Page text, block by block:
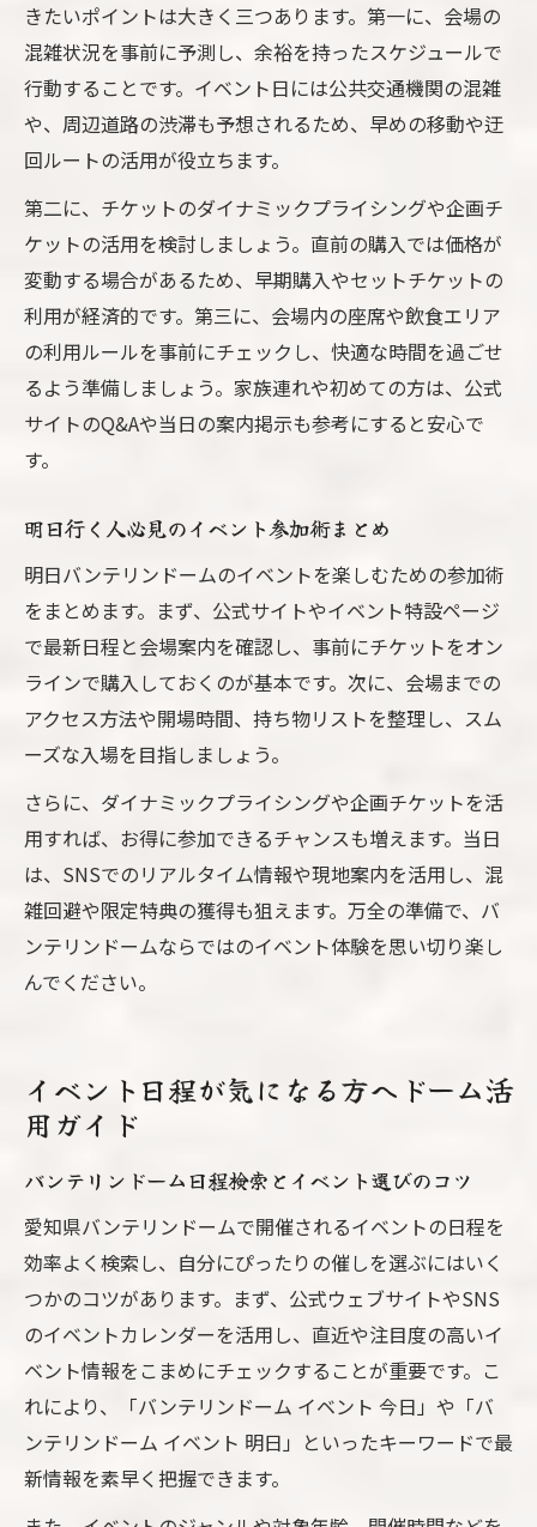
きたいポイントは大きく三つあります。第一に、会場の
混雑状況を事前に予測し、余裕を持ったスケジュールで
行動することです。イベント日には公共交通機関の混雑
や、周辺道路の渋滞も予想されるため、早めの移動や迂
回ルートの活用が役立ちます。
第二に、チケットのダイナミックプライシングや企画チ
ケットの活用を検討しましょう。直前の購入では価格が
変動する場合があるため、早期購入やセットチケットの
利用が経済的です。第三に、会場内の座席や飲食エリア
の利用ルールを事前にチェックし、快適な時間を過ごせ
るよう準備しましょう。家族連れや初めての方は、公式
サイトのQ&Aや当日の案内掲示も参考にすると安心で
す。
明日行く人必見のイベント参加術まとめ
明日バンテリンドームのイベントを楽しむための参加術
をまとめます。まず、公式サイトやイベント特設ページ
で最新日程と会場案内を確認し、事前にチケットをオン
ラインで購入しておくのが基本です。次に、会場までの
アクセス方法や開場時間、持ち物リストを整理し、スム
ーズな入場を目指しましょう。
さらに、ダイナミックプライシングや企画チケットを活
用すれば、お得に参加できるチャンスも増えます。当日
は、SNSでのリアルタイム情報や現地案内を活用し、混
雑回避や限定特典の獲得も狙えます。万全の準備で、バ
ンテリンドームならではのイベント体験を思い切り楽し
んでください。
イベント日程が気になる方へドーム活
用ガイド
バンテリンドーム日程検索とイベント選びのコツ
愛知県バンテリンドームで開催されるイベントの日程を
効率よく検索し、自分にぴったりの催しを選ぶにはいく
つかのコツがあります。まず、公式ウェブサイトやSNS
のイベントカレンダーを活用し、直近や注目度の高いイ
ベント情報をこまめにチェックすることが重要です。こ
れにより、「バンテリンドーム イベント 今日」や「バ
ンテリンドーム イベント 明日」といったキーワードで最
新情報を素早く把握できます。